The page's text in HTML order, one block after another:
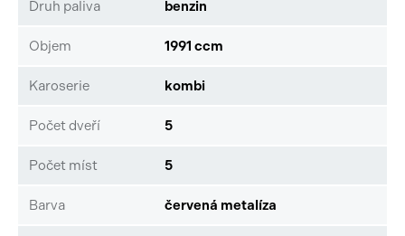
Druh paliva benzin
Objem 1991 ccm
Karoserie kombi
Počet dveří 5
Počet míst 5
Barva červená metalíza